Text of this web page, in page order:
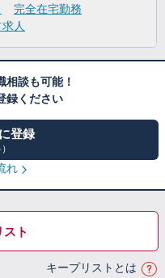
完全在宅勤務
人
相談も可能！
録ください
登録
れ
スト
キープリストとは